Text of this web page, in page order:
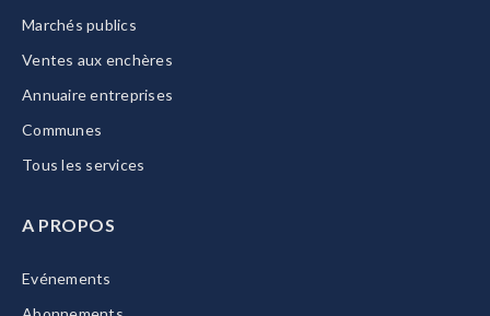
Marchés publics
Ventes aux enchères
Annuaire entreprises
Communes
Tous les services
A PROPOS
Evénements